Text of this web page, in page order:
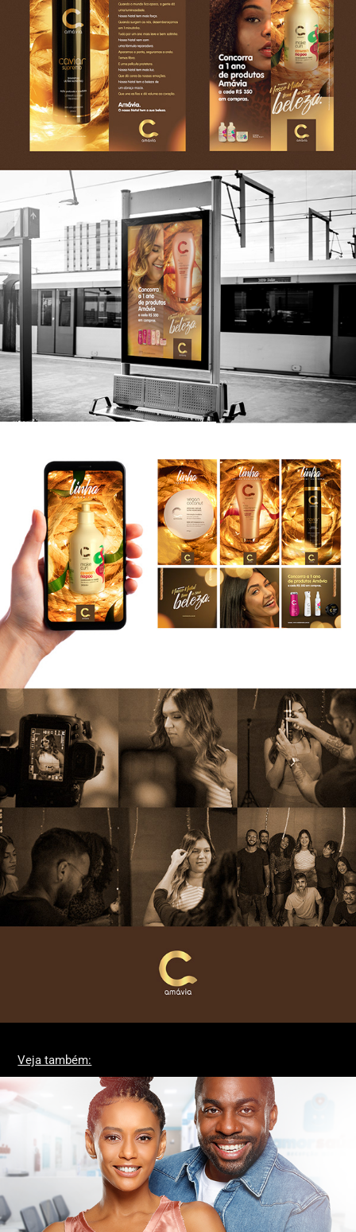
Veja também:
AmorSaúde - Saúde da Família é pra cuidar com amor.
2022